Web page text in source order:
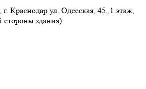
Краснодар ул. Одесская, 45, 1 этаж,
стороны здания)